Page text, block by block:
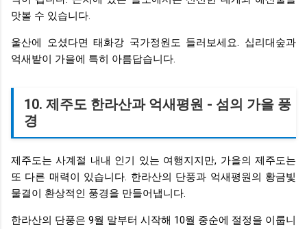
맛볼 수 있습니다.
울산에 오셨다면 태화강 국가정원도 들러보세요. 십리대숲과
억새밭이 가을에 특히 아름답습니다.
10. 제주도 한라산과 억새평원 - 섬의 가을 풍
경
제주도는 사계절 내내 인기 있는 여행지지만, 가을의 제주도는
또 다른 매력이 있습니다. 한라산의 단풍과 억새평원의 황금빛
물결이 환상적인 풍경을 만들어냅니다.
한라산의 단풍은 9월 말부터 시작해 10월 중순에 절정을 이룹니